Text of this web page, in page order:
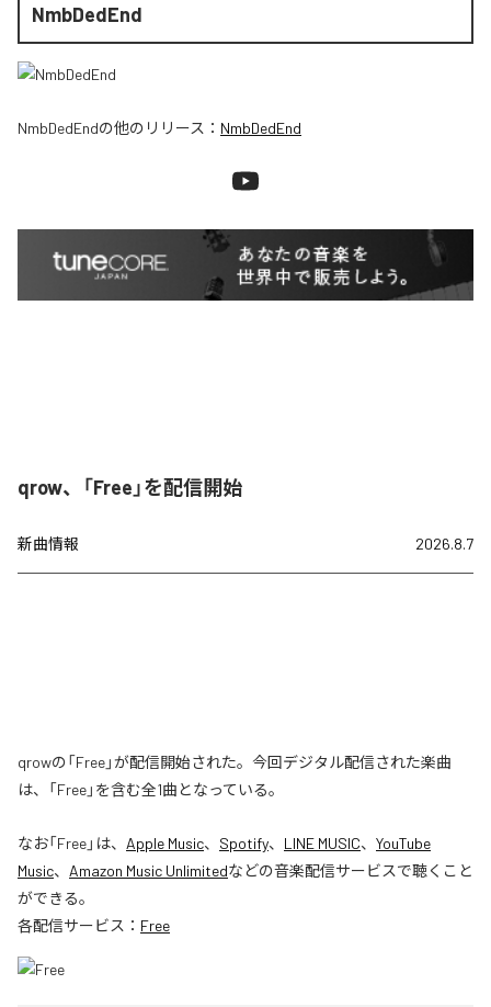
NmbDedEnd
NmbDedEndの他のリリース： NmbDedEnd
qrow、「Free」を配信開始
新曲情報 2026.8.7
qrowの「Free」が配信開始された。今回デジタル配信された楽曲
は、「Free」を含む全1曲となっている。
なお「Free」は、 Apple Music、 Spotify、 LINE MUSIC、 YouTube
Music、 Amazon Music Unlimitedなどの音楽配信サービスで聴くこと
ができる。
各配信サービス： Free